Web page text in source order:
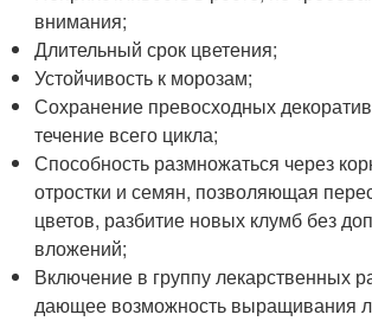
внимания;
Длительный срок цветения;
Устойчивость к морозам;
Сохранение превосходных
течение всего цикла;
Способность размножаться через
отростки и семян, позволяющая
цветов, разбитие новых клумб без
вложений;
Включение в группу лекарственных
дающее возможность выращивания